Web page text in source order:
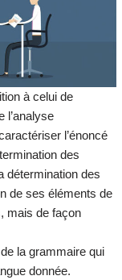
à celui de
l’analyse
l’énoncé
des
détermination des
de ses éléments de
mais de façon
la grammaire qui
donnée.